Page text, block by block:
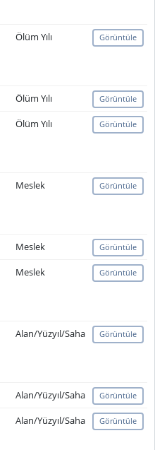
Ölüm Yılı Görüntüle
Ölüm Yılı Görüntüle
Ölüm Yılı Görüntüle
Meslek Görüntüle
Meslek Görüntüle
Meslek Görüntüle
Alan/Yüzyıl/Saha Görüntüle
Alan/Yüzyıl/Saha Görüntüle
Alan/Yüzyıl/Saha Görüntüle